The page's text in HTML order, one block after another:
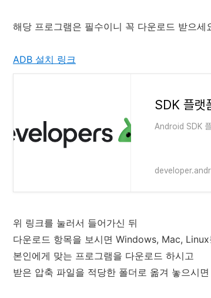
해당 프로그램은 필수이니 꼭 다운로드 받으세
ADB 설치 링크
Android SDK 플
위 링크를 눌러서 들어가신 뒤
다운로드 항목을 보시면 Windows, Mac,
본인에게 맞는 프로그램을 다운로드 하시고
받은 압축 파일을 적당한 폴더로 옮겨 놓으시